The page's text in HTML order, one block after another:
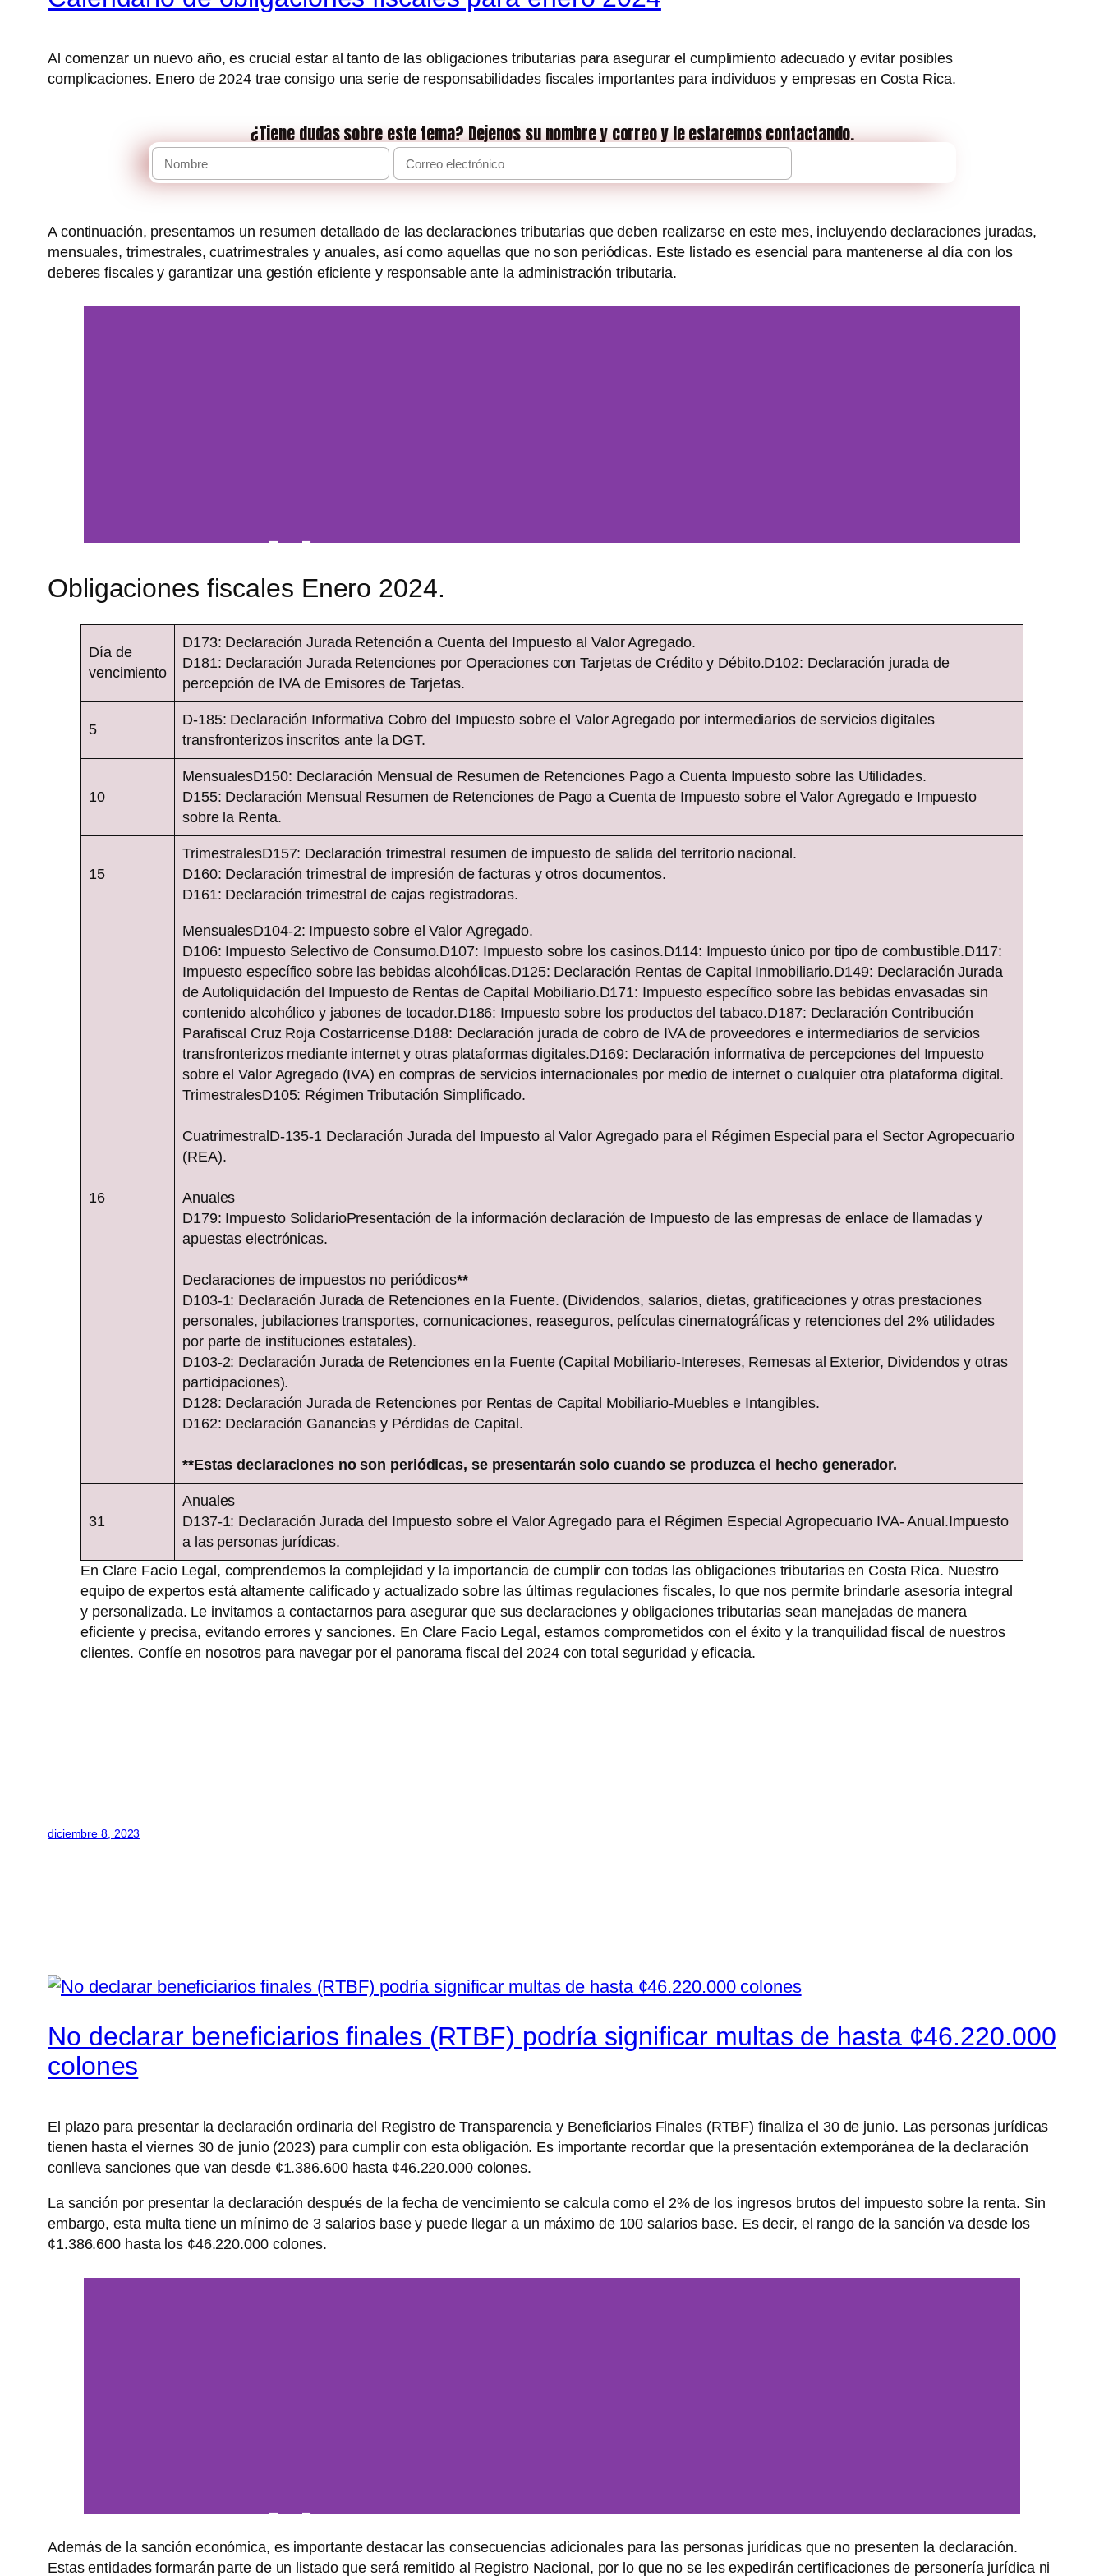
Al comenzar un nuevo año, es crucial estar al tanto de las obligaciones tributarias para asegurar el cumplimiento adecuado y evitar posibles
complicaciones. Enero de 2024 trae consigo una serie de responsabilidades fiscales importantes para individuos y empresas en Costa Rica.
¿Tiene dudas sobre este tema? Dejenos su nombre y correo y le estaremos contactando.
A continuación, presentamos un resumen detallado de las declaraciones tributarias que deben realizarse en este mes, incluyendo declaraciones juradas,
mensuales, trimestrales, cuatrimestrales y anuales, así como aquellas que no son periódicas. Este listado es esencial para mantenerse al día con los
deberes fiscales y garantizar una gestión eficiente y responsable ante la administración tributaria.
Servicio de Alertas
Registrales
Proteja su propiedad contra traspasos ilegales. Desde
$50+iva al año
Un servicio de Clare Facio Legal
Contactar
Obligaciones fiscales Enero 2024.
Día de
vencimiento
D173: Declaración Jurada Retención a Cuenta del Impuesto al Valor Agregado.
D181: Declaración Jurada Retenciones por Operaciones con Tarjetas de Crédito y Débito.D102: Declaración jurada de
percepción de IVA de Emisores de Tarjetas.
5
D-185: Declaración Informativa Cobro del Impuesto sobre el Valor Agregado por intermediarios de servicios digitales
transfronterizos inscritos ante la DGT.
10
MensualesD150: Declaración Mensual de Resumen de Retenciones Pago a Cuenta Impuesto sobre las Utilidades.
D155: Declaración Mensual Resumen de Retenciones de Pago a Cuenta de Impuesto sobre el Valor Agregado e Impuesto
sobre la Renta.
15
TrimestralesD157: Declaración trimestral resumen de impuesto de salida del territorio nacional.
D160: Declaración trimestral de impresión de facturas y otros documentos.
D161: Declaración trimestral de cajas registradoras.
16
MensualesD104-2: Impuesto sobre el Valor Agregado.
D106: Impuesto Selectivo de Consumo.D107: Impuesto sobre los casinos.D114: Impuesto único por tipo de combustible.D117:
Impuesto específico sobre las bebidas alcohólicas.D125: Declaración Rentas de Capital Inmobiliario.D149: Declaración Jurada
de Autoliquidación del Impuesto de Rentas de Capital Mobiliario.D171: Impuesto específico sobre las bebidas envasadas sin
contenido alcohólico y jabones de tocador.D186: Impuesto sobre los productos del tabaco.D187: Declaración Contribución
Parafiscal Cruz Roja Costarricense.D188: Declaración jurada de cobro de IVA de proveedores e intermediarios de servicios
transfronterizos mediante internet y otras plataformas digitales.D169: Declaración informativa de percepciones del Impuesto
sobre el Valor Agregado (IVA) en compras de servicios internacionales por medio de internet o cualquier otra plataforma digital.
TrimestralesD105: Régimen Tributación Simplificado.
CuatrimestralD-135-1 Declaración Jurada del Impuesto al Valor Agregado para el Régimen Especial para el Sector Agropecuario
(REA).
Anuales
D179: Impuesto SolidarioPresentación de la información declaración de Impuesto de las empresas de enlace de llamadas y
apuestas electrónicas.
Declaraciones de impuestos no periódicos**
D103-1: Declaración Jurada de Retenciones en la Fuente. (Dividendos, salarios, dietas, gratificaciones y otras prestaciones
personales, jubilaciones transportes, comunicaciones, reaseguros, películas cinematográficas y retenciones del 2% utilidades
por parte de instituciones estatales).
D103-2: Declaración Jurada de Retenciones en la Fuente (Capital Mobiliario-Intereses, Remesas al Exterior, Dividendos y otras
participaciones).
D128: Declaración Jurada de Retenciones por Rentas de Capital Mobiliario-Muebles e Intangibles.
D162: Declaración Ganancias y Pérdidas de Capital.
**Estas declaraciones no son periódicas, se presentarán solo cuando se produzca el hecho generador.
31
Anuales
D137-1: Declaración Jurada del Impuesto sobre el Valor Agregado para el Régimen Especial Agropecuario IVA- Anual.Impuesto
a las personas jurídicas.
En Clare Facio Legal, comprendemos la complejidad y la importancia de cumplir con todas las obligaciones tributarias en Costa Rica. Nuestro
equipo de expertos está altamente calificado y actualizado sobre las últimas regulaciones fiscales, lo que nos permite brindarle asesoría integral
y personalizada. Le invitamos a contactarnos para asegurar que sus declaraciones y obligaciones tributarias sean manejadas de manera
eficiente y precisa, evitando errores y sanciones. En Clare Facio Legal, estamos comprometidos con el éxito y la tranquilidad fiscal de nuestros
clientes. Confíe en nosotros para navegar por el panorama fiscal del 2024 con total seguridad y eficacia.
diciembre 8, 2023
No declarar beneficiarios finales (RTBF) podría significar multas de hasta ¢46.220.000
colones
El plazo para presentar la declaración ordinaria del Registro de Transparencia y Beneficiarios Finales (RTBF) finaliza el 30 de junio. Las personas jurídicas
tienen hasta el viernes 30 de junio (2023) para cumplir con esta obligación. Es importante recordar que la presentación extemporánea de la declaración
conlleva sanciones que van desde ¢1.386.600 hasta ¢46.220.000 colones.
La sanción por presentar la declaración después de la fecha de vencimiento se calcula como el 2% de los ingresos brutos del impuesto sobre la renta. Sin
embargo, esta multa tiene un mínimo de 3 salarios base y puede llegar a un máximo de 100 salarios base. Es decir, el rango de la sanción va desde los
¢1.386.600 hasta los ¢46.220.000 colones.
Servicio de Alertas
Además de la sanción económica, es importante destacar las consecuencias adicionales para las personas jurídicas que no presenten la declaración.
Estas entidades formarán parte de un listado que será remitido al Registro Nacional, por lo que no se les expedirán certificaciones de personería jurídica ni